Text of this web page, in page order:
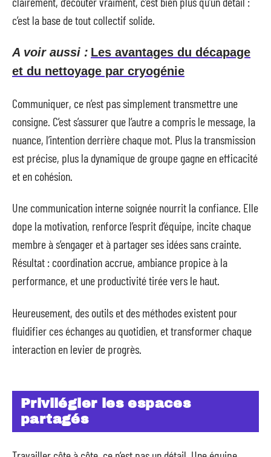
c’est la base de tout collectif solide.
A voir aussi : Les avantages du décapage
et du nettoyage par cryogénie
Communiquer, ce n’est pas simplement transmettre une
consigne. C’est s’assurer que l’autre a compris le message, la
nuance, l’intention derrière chaque mot. Plus la transmission
est précise, plus la dynamique de groupe gagne en efficacité
et en cohésion.
Une communication interne soignée nourrit la confiance. Elle
dope la motivation, renforce l’esprit d’équipe, incite chaque
membre à s’engager et à partager ses idées sans crainte.
Résultat : coordination accrue, ambiance propice à la
performance, et une productivité tirée vers le haut.
Heureusement, des outils et des méthodes existent pour
fluidifier ces échanges au quotidien, et transformer chaque
interaction en levier de progrès.
Privilégier les espaces
partagés